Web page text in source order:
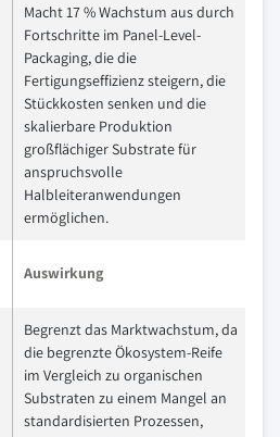
Macht 17 % Wachstum aus durch
Fortschritte im Panel-Level-
Packaging, die die
Fertigungseffizienz steigern, die
Stückkosten senken und die
skalierbare Produktion
großflächiger Substrate für
anspruchsvolle
Halbleiteranwendungen
ermöglichen.
Auswirkung
Begrenzt das Marktwachstum, da
die begrenzte Ökosystem-Reife
im Vergleich zu organischen
Substraten zu einem Mangel an
standardisierten Prozessen,